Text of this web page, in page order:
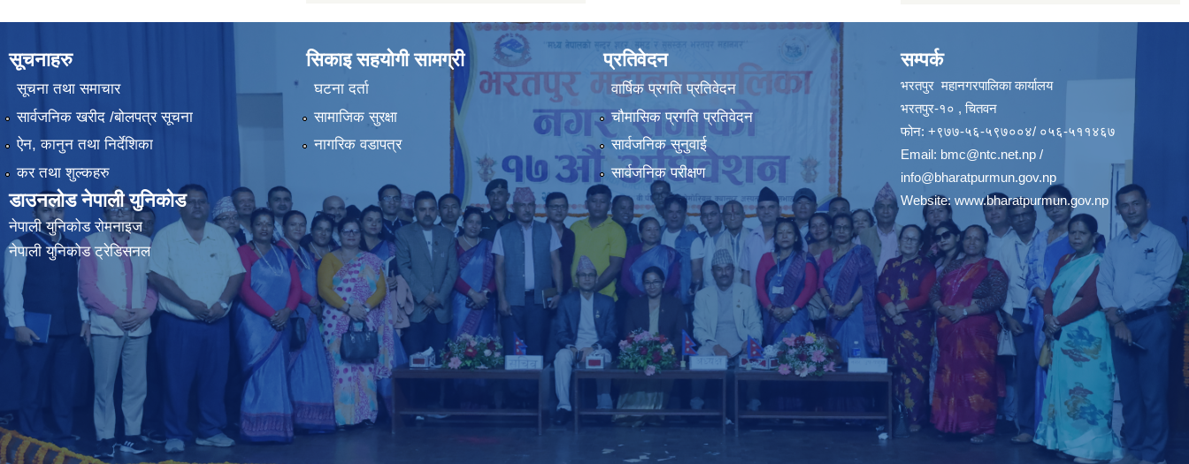
सूचनाहरु
सूचना तथा समाचार
सार्वजनिक खरीद /बोलपत्र सूचना
ऐन, कानुन तथा निर्देशिका
कर तथा शुल्कहरु
डाउनलोड नेपाली युनिकोड
नेपाली युनिकोड रोमनाइज
नेपाली युनिकोड ट्रेडिसनल
सिकाइ सहयोगी सामग्री
घटना दर्ता
सामाजिक सुरक्षा
नागरिक वडापत्र
प्रतिवेदन
वार्षिक प्रगति प्रतिवेदन
चौमासिक प्रगति प्रतिवेदन
सार्वजनिक सुनुवाई
सार्वजनिक परीक्षण
सम्पर्क
भरतपुर महानगरपालिका कार्यालय
भरतपुर-१० , चितवन
फोन: +९७७-५६-५९७००४/ ०५६-५११४६७
Email: bmc@ntc.net.np /
info@bharatpurmun.gov.np
Website: www.bharatpurmun.gov.np